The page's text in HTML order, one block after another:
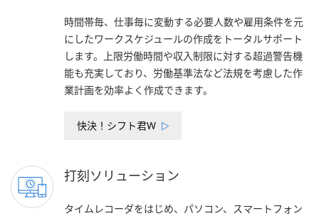
時間帯毎、仕事毎に変動する必要人数や雇用条件を元
にしたワークスケジュールの作成をトータルサポート
します。上限労働時間や収入制限に対する超過警告機
能も充実しており、労働基準法など法規を考慮した作
業計画を効率よく作成できます。
快決！シフト君W
打刻ソリューション
タイムレコーダをはじめ、パソコン、スマートフォン